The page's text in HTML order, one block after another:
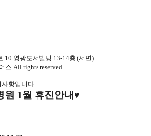
10 영광도서빌딩 13-14층 (서면)
스 All rights reserved.
사항입니다.
원 1월 휴진안내♥